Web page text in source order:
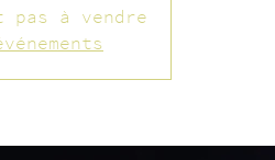
à vendre